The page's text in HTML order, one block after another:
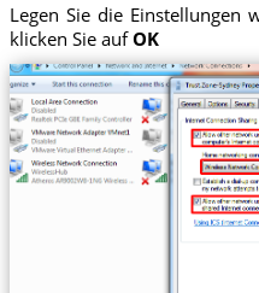
Legen Sie die Einstellungen
klicken Sie aufOK